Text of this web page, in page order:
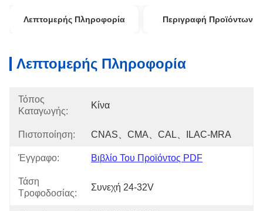
Λεπτομερής Πληροφορία Περιγραφή Προϊόντων
Λεπτομερής Πληροφορία
Τόπος
Καταγωγής:
Κίνα
Πιστοποίηση: CNAS、CMA、CAL、ILAC-MRA
Έγγραφο: Βιβλίο Του Προϊόντος PDF
Τάση
Τροφοδοσίας:
Συνεχή 24-32V